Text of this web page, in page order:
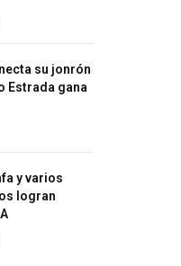
su jonrón
Estrada gana
y varios
logran